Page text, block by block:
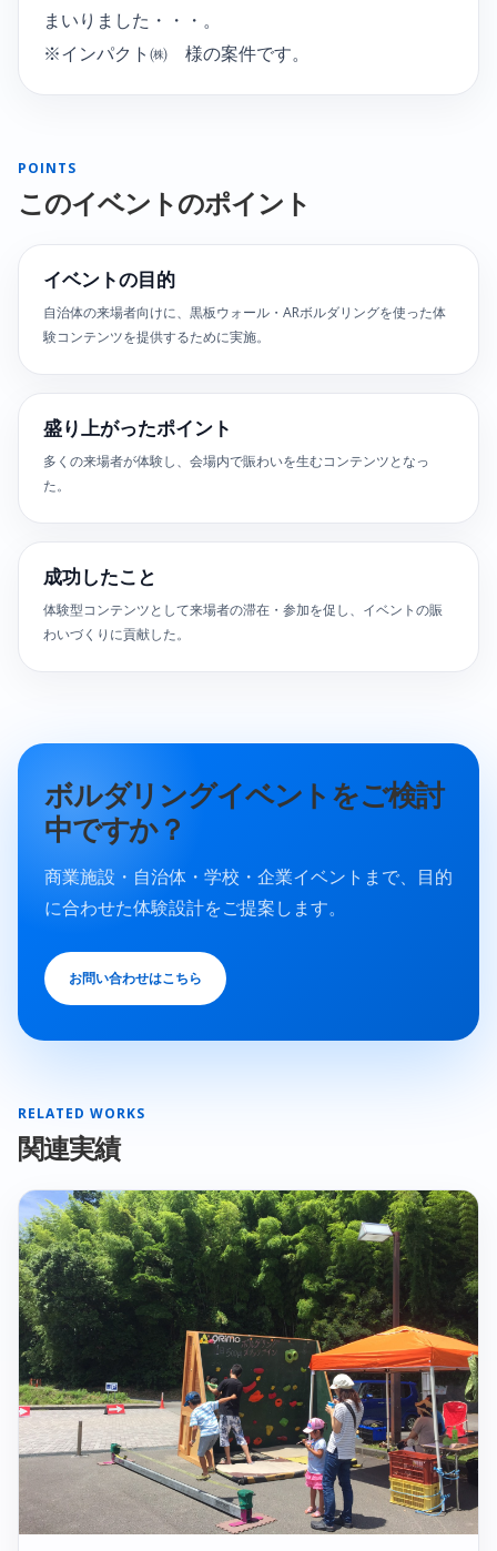
まいりました・・・。
※インパクト㈱ 様の案件です。
POINTS
このイベントのポイント
イベントの目的
自治体の来場者向けに、黒板ウォール・ARボルダリングを使った体
験コンテンツを提供するために実施。
盛り上がったポイント
多くの来場者が体験し、会場内で賑わいを生むコンテンツとなっ
た。
成功したこと
体験型コンテンツとして来場者の滞在・参加を促し、イベントの賑
わいづくりに貢献した。
ボルダリングイベントをご検討
中ですか？
商業施設・自治体・学校・企業イベントまで、目的
に合わせた体験設計をご提案します。
お問い合わせはこちら
RELATED WORKS
関連実績